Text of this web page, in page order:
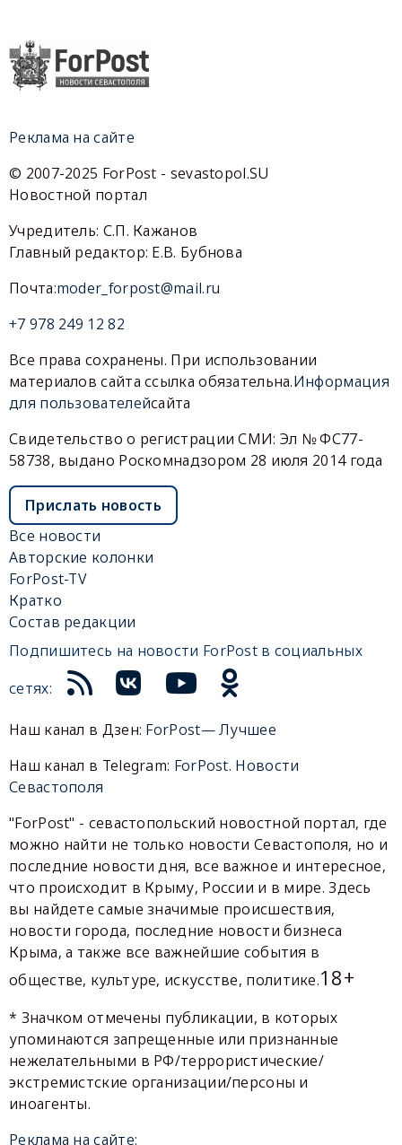
Реклама на сайте
© 2007-2025 ForPost - sevastopol.SU
Новостной портал
Учредитель: С.П. Кажанов
Главный редактор: Е.В. Бубнова
Почта:moder_forpost@mail.ru
+7 978 249 12 82
Все права сохранены. При использовании
материалов сайта ссылка обязательна.Информация
для пользователейсайта
Свидетельство о регистрации СМИ: Эл № ФС77-
58738, выдано Роскомнадзором 28 июля 2014 года
Прислать новость
Все новости
Авторские колонки
ForPost-TV
Кратко
Состав редакции
Подпишитесь на новости ForPost в социальных
сетях:
Наш канал в Дзен: ForPost— Лучшее
Наш канал в Telegram: ForPost. Новости
Севастополя
"ForPost" - севастопольский новостной портал, где
можно найти не только новости Севастополя, но и
последние новости дня, все важное и интересное,
что происходит в Крыму, России и в мире. Здесь
вы найдете самые значимые происшествия,
новости города, последние новости бизнеса
Крыма, а также все важнейшие события в
обществе, культуре, искусстве, политике.18+
* Значком отмечены публикации, в которых
упоминаются запрещенные или признанные
нежелательными в РФ/террористические/
экстремистские организации/персоны и
иноагенты.
Реклама на сайте: